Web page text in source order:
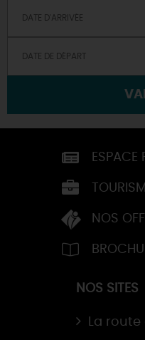
ESPACE
NOS
NOS SITES
La route